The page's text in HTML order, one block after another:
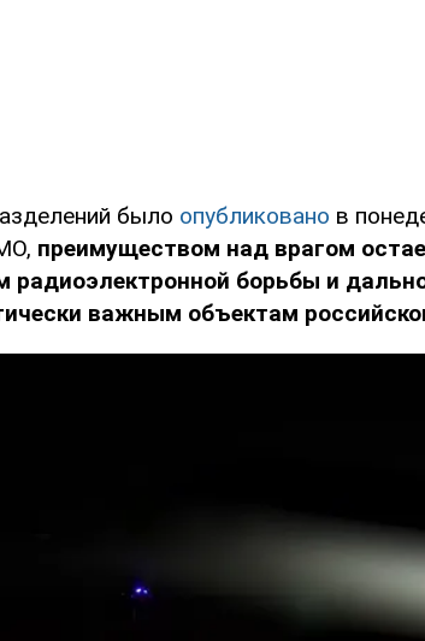
было опубликовано в
преимуществом над врагом
радиоэлектронной борьбы и
важным объектам